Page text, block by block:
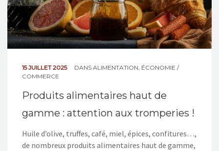
15 JUILLET 2025 DANS ALIMENTATION ÉCONOMIE /
COMMERCE
Produits alimentaires haut de
gamme : attention aux tromperies !
Huile d’olive, truffes, café, miel, épices, confitures…,
de nombreux produits alimentaires haut de gamme,